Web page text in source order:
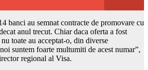
banci au semnat contracte de promovare cu
anul trecut. Chiar daca oferta a fost
toate au acceptat-o, din diverse
suntem foarte multumiti de acest numar”,
regional al Visa.